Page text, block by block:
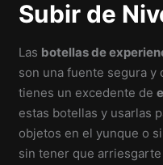
Subir de
Las botellas de
son una fuente segura y
tienes un excedente de
estas botellas y usarlas
objetos en el yunque o
sin tener que